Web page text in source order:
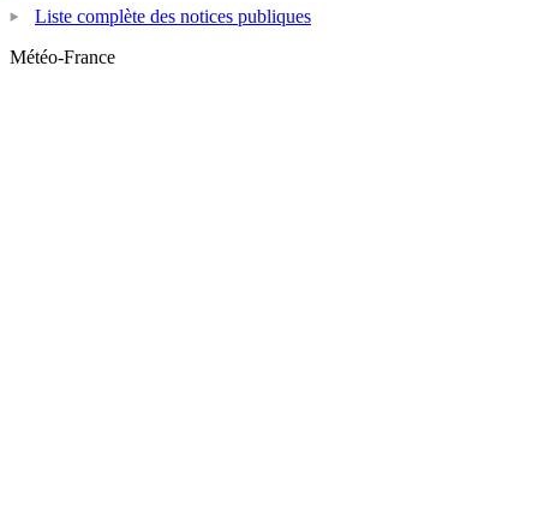
Liste complète des notices publiques
Météo-France